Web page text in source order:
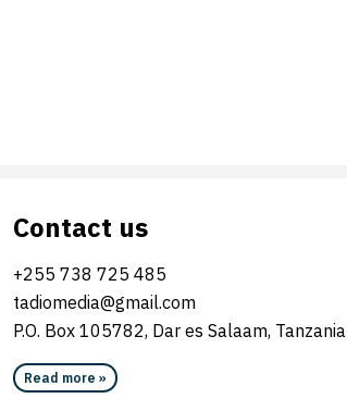
Contact us
+255 738 725 485
tadiomedia@gmail.com
P.O. Box 105782, Dar es Salaam, Tanzania
Read more »